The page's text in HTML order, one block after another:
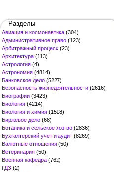
Разделы
Авиация и космонавтика (304)
Административное право (123)
Арбитражный процесс (23)
Архитектура (113)
Астрология (4)
Астрономия (4814)
Банковское дело (5227)
Безопасность жизнедеятельности (2616)
Биографии (3423)
Биология (4214)
Биология и химия (1518)
Биржевое дело (68)
Ботаника и сельское хоз-во (2836)
Бухгалтерский учет и аудит (8269)
Валютные отношения (50)
Ветеринария (50)
Военная кафедра (762)
ГДЗ (2)